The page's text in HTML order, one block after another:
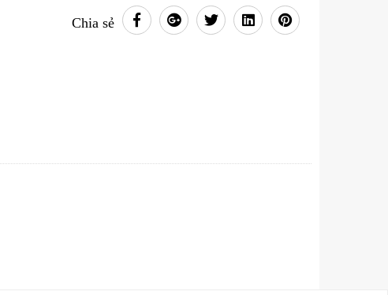
Chia sẻ